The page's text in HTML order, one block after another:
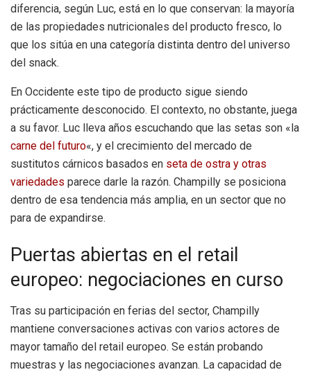
diferencia, según Luc, está en lo que conservan: la mayoría
de las propiedades nutricionales del producto fresco, lo
que los sitúa en una categoría distinta dentro del universo
del snack.
En Occidente este tipo de producto sigue siendo
prácticamente desconocido. El contexto, no obstante, juega
a su favor. Luc lleva años escuchando que las setas son «la
carne del futuro«, y el crecimiento del mercado de
sustitutos cárnicos basados en seta de ostra y otras
variedades parece darle la razón. Champilly se posiciona
dentro de esa tendencia más amplia, en un sector que no
para de expandirse.
Puertas abiertas en el retail
europeo: negociaciones en curso
Tras su participación en ferias del sector, Champilly
mantiene conversaciones activas con varios actores de
mayor tamaño del retail europeo. Se están probando
muestras y las negociaciones avanzan. La capacidad de